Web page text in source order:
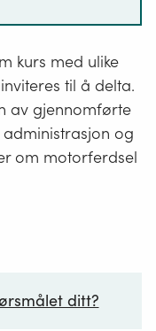
kurs med ulike
til å delta.
av gjennomførte
og
om motorferdsel
ditt?